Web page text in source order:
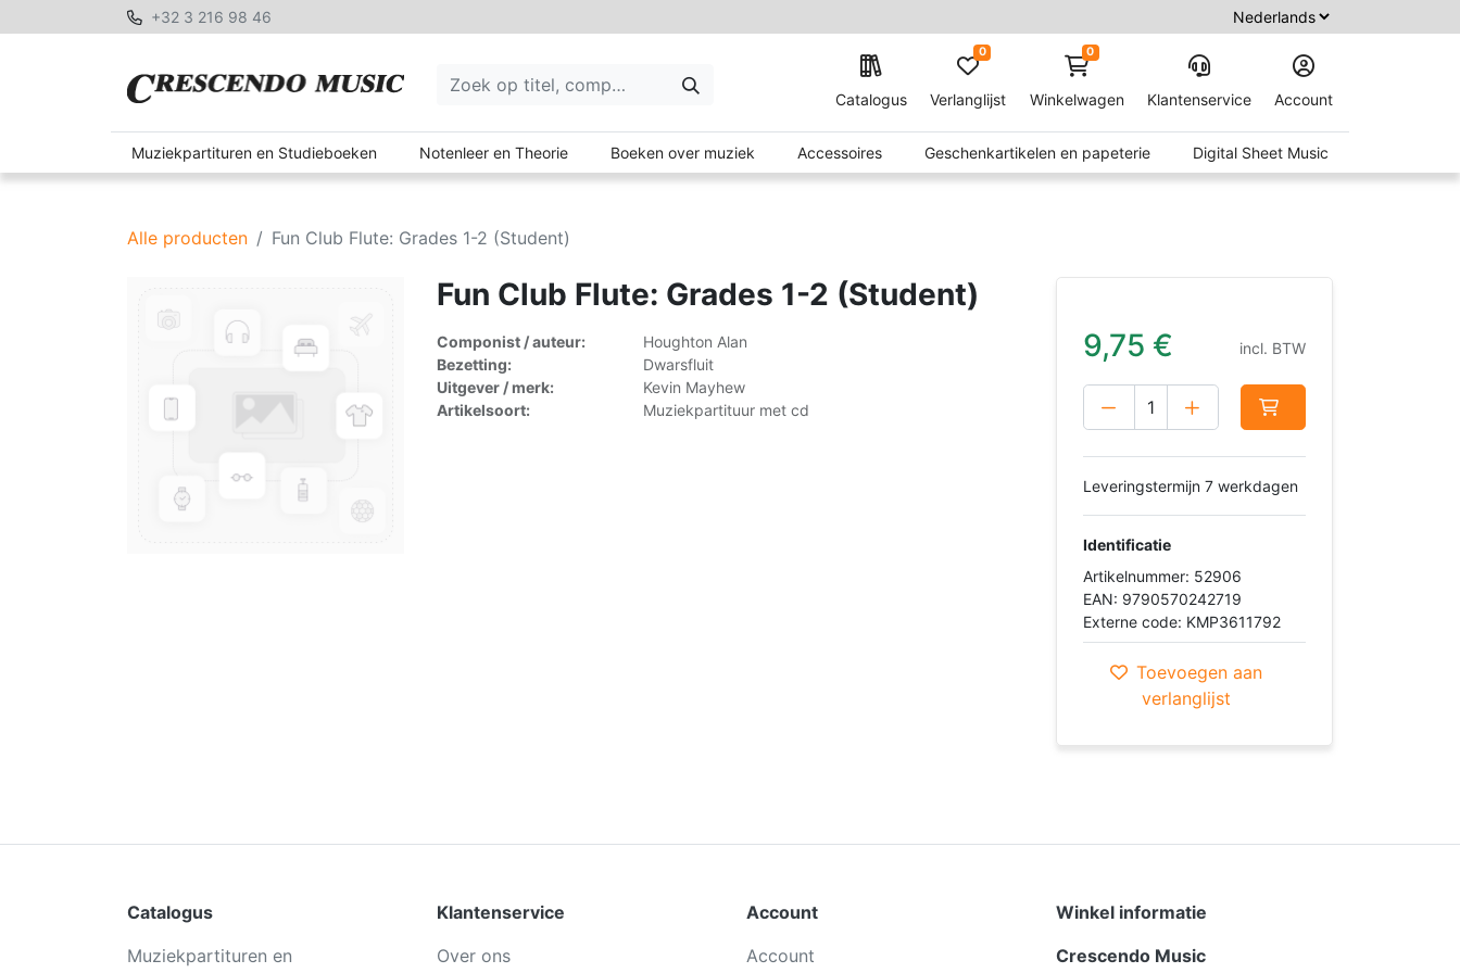
+32 3 216 98 46
Catalogus Verlanglijst
0 0
Winkelwagen Klantenservice Account
Muziekpartituren en Studieboeken Notenleer en Theorie Boeken over muziek Accessoires Geschenkartikelen en papeterie Digital Sheet Music
Alle producten Fun Club Flute: Grades 1-2 (Student)
Fun Club Flute: Grades 1-2 (Student)
Componist / auteur:
Houghton Alan
Bezetting:
Dwarsfluit
Uitgever / merk:
Kevin Mayhew
Artikelsoort:
Muziekpartituur met cd
9,75 € incl. BTW
Leveringstermijn 7 werkdagen
Identificatie
Artikelnummer: 52906
EAN: 9790570242719
Externe code: KMP3611792
Toevoegen aan
verlanglijst
Catalogus
Muziekpartituren en
Klantenservice
Over ons
Account
Account
Winkel informatie
Crescendo Music